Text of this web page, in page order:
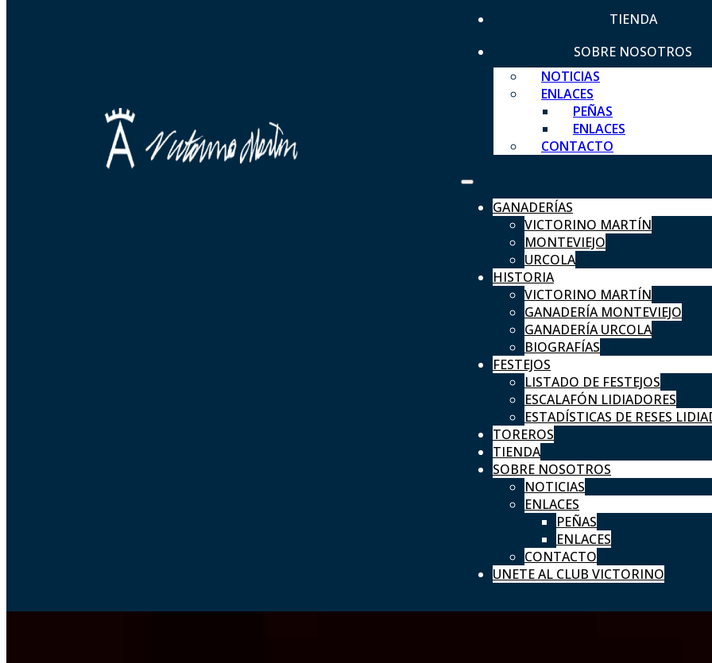
TIENDA
SOBRE NOSOTROS
NOTICIAS
ENLACES
PEÑAS
ENLACES
CONTACTO
GANADERÍAS
VICTORINO MARTÍN
MONTEVIEJO
URCOLA
HISTORIA
VICTORINO MARTÍN
GANADERÍA MONTEVIEJO
GANADERÍA URCOLA
BIOGRAFÍAS
FESTEJOS
LISTADO DE FESTEJOS
ESCALAFÓN LIDIADORES
ESTADÍSTICAS DE RESES
TOREROS
TIENDA
SOBRE NOSOTROS
NOTICIAS
ENLACES
PEÑAS
ENLACES
CONTACTO
UNETE AL CLUB VICTORINO